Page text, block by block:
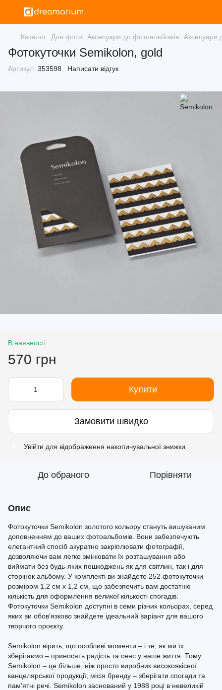
Каталог Для фото Аксесуари до фотоальбомів Аксесуари
Фотокуточки Semikolon, gold
Артикул: 353598 Написати відгук
В наявності
570 грн
Купити
Замовити швидко
Увійти для відображення накопичувальної знижки
До обраного Порівняти
Опис
Фотокуточки Semikolon золотого кольору стануть вишуканим
доповненням до ваших фотоальбомів. Вони забезпечують
елегантний спосіб акуратно закріплювати фотографії,
дозволяючи вам легко змінювати їх розташування або
виймати без будь-яких пошкоджень як для світлин, так і для
сторінок альбому. У комплекті ви знайдете 252 фотокуточки
розміром 1,2 см х 1,2 см, що забезпечить вам достатню
кількість для оформлення великої кількості спогадів.
Фотокуточки Semikolon доступні в семи різних кольорах, серед
яких ви обов'язково знайдете ідеальний варіант для вашого
творчого проєкту.
Semikolon вірить, що особливі моменти – і те, як ми їх
зберігаємо – приносять радість та сенс у наше життя. Тому
Semikolon – це більше, ніж просто виробник високоякісної
канцелярської продукції; місія бренду – зберігати спогади та
пам'ятні речі. Semikolon заснований у 1988 році в невеликій